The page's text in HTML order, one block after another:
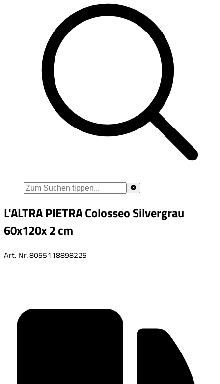
L'ALTRA PIETRA Colosseo Silvergrau
60x120x 2 cm
Art. Nr.8055118898225